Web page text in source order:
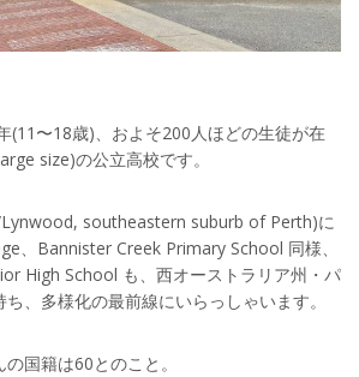
(11〜18歳)、およそ200人ほどの生徒が在
size)の公立高校です。
southeastern suburb of Perth)に
、Bannister Creek Primary School 同様、
High School も、西オーストラリア州・パ
、多様化の最前線にいらっしゃいます。
国籍は60とのこと。